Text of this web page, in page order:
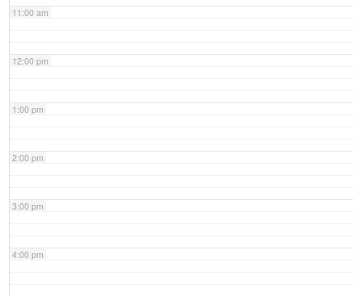
11:00 am
12:00 pm
1:00 pm
2:00 pm
3:00 pm
4:00 pm